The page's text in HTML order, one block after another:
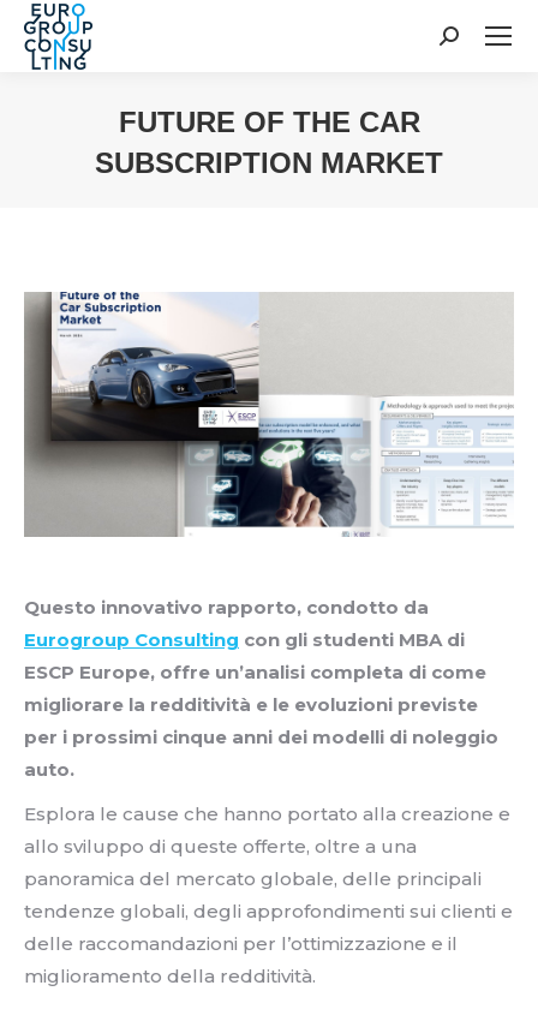
Cerca:
FUTURE OF THE CAR
SUBSCRIPTION MARKET
Questo innovativo rapporto, condotto da
Eurogroup Consulting con gli studenti MBA di
ESCP Europe, offre un’analisi completa di come
migliorare la redditività e le evoluzioni previste
per i prossimi cinque anni dei modelli di noleggio
auto.
Esplora le cause che hanno portato alla creazione e
allo sviluppo di queste offerte, oltre a una
panoramica del mercato globale, delle principali
tendenze globali, degli approfondimenti sui clienti e
delle raccomandazioni per l’ottimizzazione e il
miglioramento della redditività.